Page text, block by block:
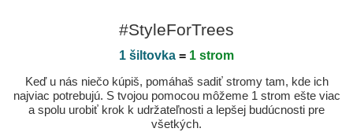
#StyleForTrees
1 šiltovka = 1 strom
Keď u nás niečo kúpiš, pomáhaš sadiť stromy tam, kde ich
najviac potrebujú. S tvojou pomocou môžeme 1 strom ešte viac
a spolu urobiť krok k udržateľnosti a lepšej budúcnosti pre
všetkých.